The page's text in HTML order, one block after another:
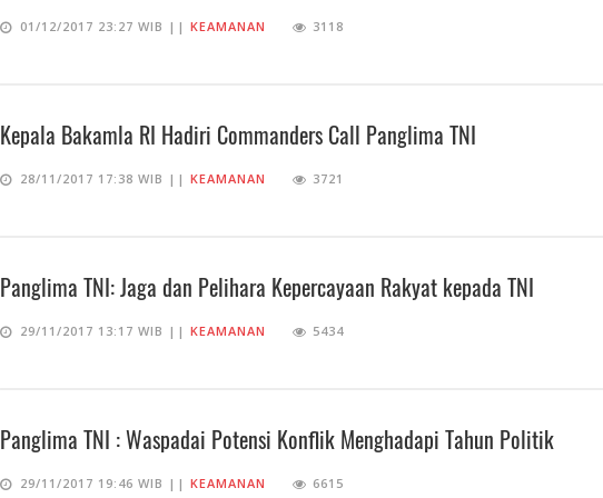
01/12/2017 23:27 WIB || KEAMANAN 3118
Kepala Bakamla RI Hadiri Commanders Call Panglima TNI
28/11/2017 17:38 WIB || KEAMANAN 3721
Panglima TNI: Jaga dan Pelihara Kepercayaan Rakyat kepada TNI
29/11/2017 13:17 WIB || KEAMANAN 5434
Panglima TNI : Waspadai Potensi Konflik Menghadapi Tahun Politik
29/11/2017 19:46 WIB || KEAMANAN 6615